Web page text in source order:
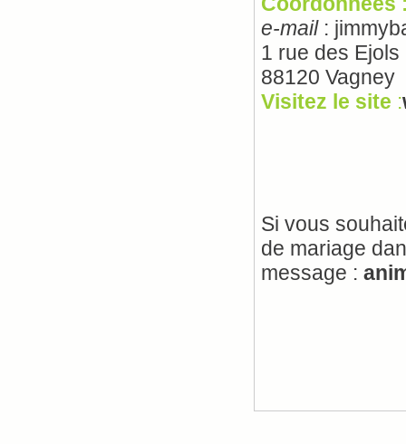
e-mail :
1 rue des Ejols
88120 Vagney
Visitez le site :
Si vous
de mariage
message :